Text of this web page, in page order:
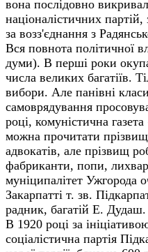
вона послідовно
націоналістичних
за возз'єднання з
Вся повнота політичної
думи). В перші роки
числа великих багатіїв.
вибори. Але панівні
самоврядування
році, комуністична
можна прочитати
адвокатів, але прізвищ
фабриканти, попи,
муніципалітет Ужгорода
Закарпатті т. зв.
радник, багатій Е. Дудаш.
В 1920 році за
соціалістична партія